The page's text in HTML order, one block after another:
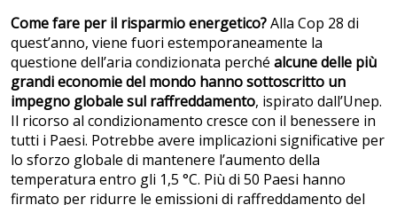
Come fare per il risparmio energetico?Alla Cop 28 di
quest’anno, viene fuori estemporaneamente la
questione dell’aria condizionata perché alcune delle più
grandi economie del mondo hanno sottoscritto un
impegno globale sul raffreddamento, ispirato dall’Unep.
Il ricorso al condizionamento cresce con il benessere in
tutti i Paesi. Potrebbe avere implicazioni significative per
lo sforzo globale di mantenere l’aumento della
temperatura entro gli 1,5 °C. Più di 50 Paesi hanno
firmato per ridurre le emissioni di raffreddamento del